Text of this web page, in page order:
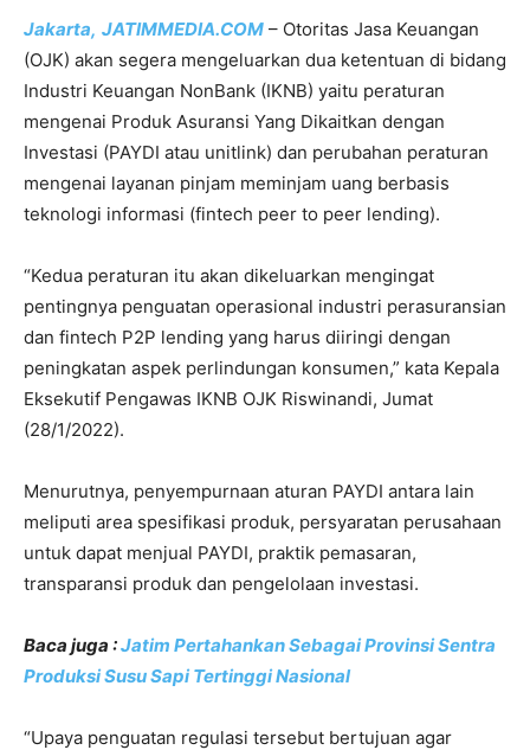
Jakarta, JATIMMEDIA.COM – Otoritas Jasa Keuangan
(OJK) akan segera mengeluarkan dua ketentuan di bidang
Industri Keuangan NonBank (IKNB) yaitu peraturan
mengenai Produk Asuransi Yang Dikaitkan dengan
Investasi (PAYDI atau unitlink) dan perubahan peraturan
mengenai layanan pinjam meminjam uang berbasis
teknologi informasi (fintech peer to peer lending).
“Kedua peraturan itu akan dikeluarkan mengingat
pentingnya penguatan operasional industri perasuransian
dan fintech P2P lending yang harus diiringi dengan
peningkatan aspek perlindungan konsumen,” kata Kepala
Eksekutif Pengawas IKNB OJK Riswinandi, Jumat
(28/1/2022).
Menurutnya, penyempurnaan aturan PAYDI antara lain
meliputi area spesifikasi produk, persyaratan perusahaan
untuk dapat menjual PAYDI, praktik pemasaran,
transparansi produk dan pengelolaan investasi.
Baca juga :Jatim Pertahankan Sebagai Provinsi Sentra
Produksi Susu Sapi Tertinggi Nasional
“Upaya penguatan regulasi tersebut bertujuan agar